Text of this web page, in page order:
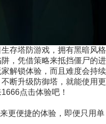
存塔防游戏，拥有黑暗风格
，凭借策略来抵挡僵尸的进
解锁体验，而且难度会持续
断升级防御塔，就能使用更
点击体验吧！
更便捷的体验，即便只用单